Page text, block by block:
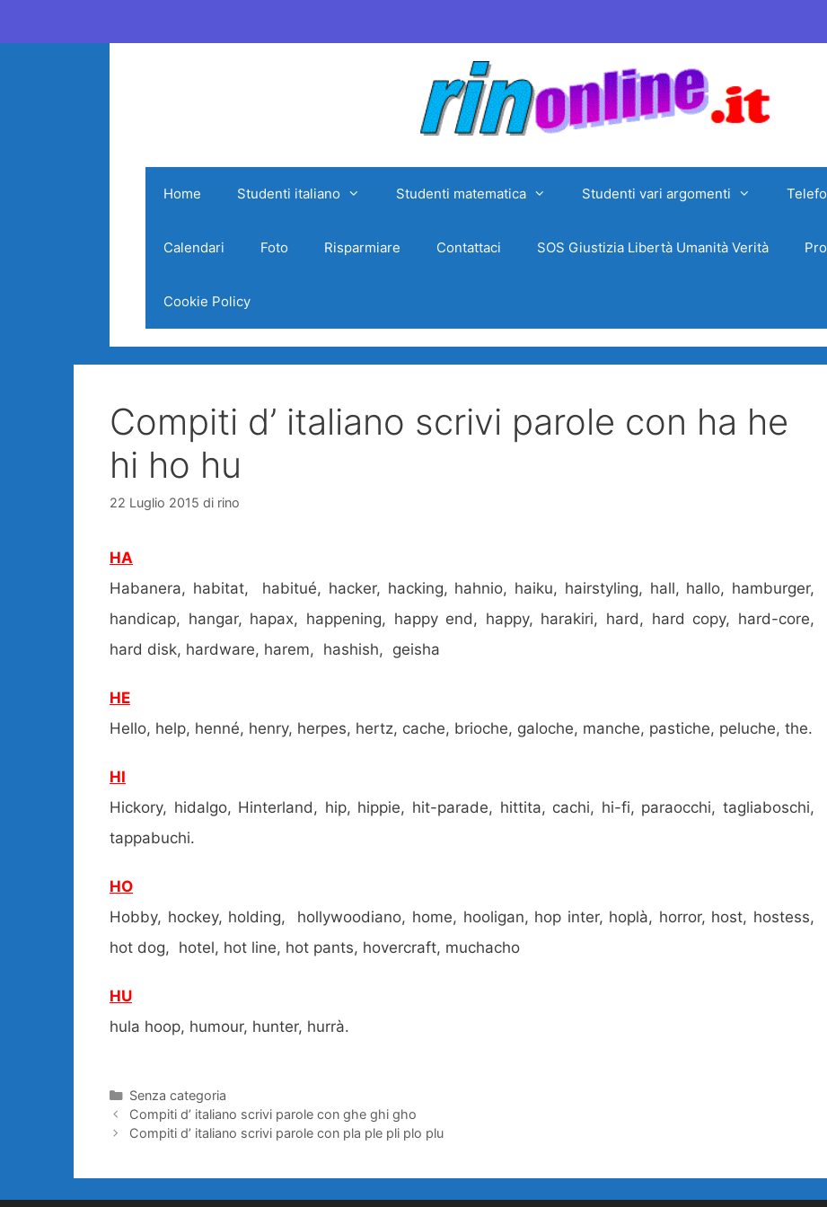
al
Home Studenti italiano Studenti matematica Studenti vari argomenti
Calendari Foto Risparmiare Contattaci SOS Giustizia Libertà Umanità Verità
Cookie Policy
Compiti d’ italiano scrivi parole con ha he
hi ho hu
22 Luglio 2015 di rino
HA
Habanera, habitat, habitué, hacker, hacking, hahnio, haiku, hairstyling, hall, hallo, hamburger,
handicap, hangar, hapax, happening, happy end, happy, harakiri, hard, hard copy, hard-core,
hard disk, hardware, harem, hashish, geisha
HE
Hello, help, henné, henry, herpes, hertz, cache, brioche, galoche, manche, pastiche, peluche, the.
HI
Hickory, hidalgo, Hinterland, hip, hippie, hit-parade, hittita, cachi, hi-fi, paraocchi, tagliaboschi,
tappabuchi.
HO
Hobby, hockey, holding, hollywoodiano, home, hooligan, hop inter, hoplà, horror, host, hostess,
hot dog, hotel, hot line, hot pants, hovercraft, muchacho
HU
hula hoop, humour, hunter, hurrà.
Categorie
Senza categoria
Compiti d’ italiano scrivi parole con ghe ghi gho
Compiti d’ italiano scrivi parole con pla ple pli plo plu